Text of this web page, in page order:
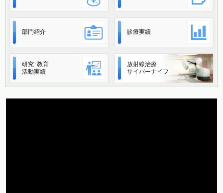
部門紹介 診療実績
研究･教育
活動実績
放射線治療
サイバーナイフ